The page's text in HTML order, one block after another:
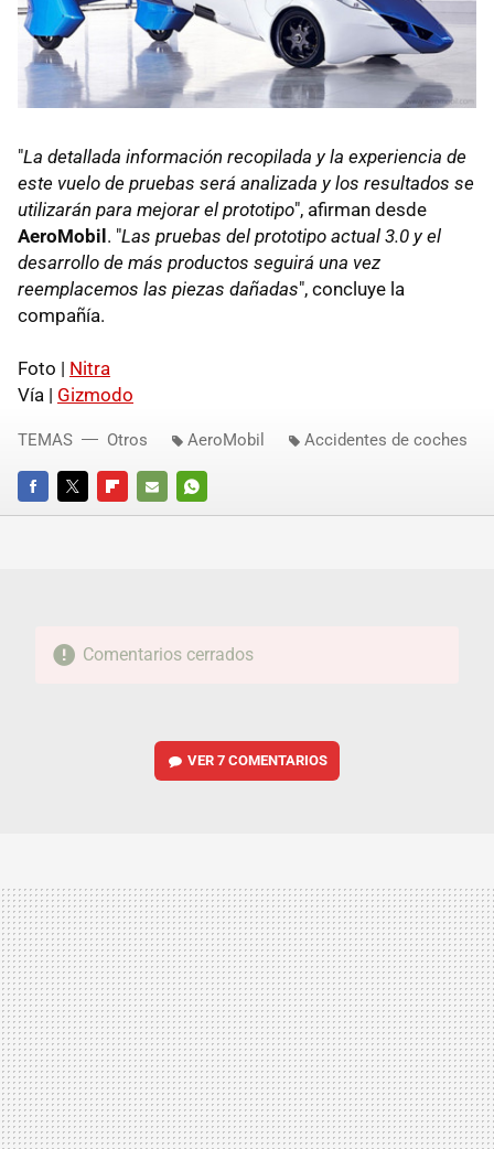
"La detallada información recopilada y la experiencia de
este vuelo de pruebas será analizada y los resultados se
utilizarán para mejorar el prototipo", afirman desde
AeroMobil. "Las pruebas del prototipo actual 3.0 y el
desarrollo de más productos seguirá una vez
reemplacemos las piezas dañadas", concluye la
compañía.
Foto | Nitra
Vía | Gizmodo
FACEBOOKTWITTERFLIPBOARD
E-
WHATSAPP
TEMAS Otros AeroMobil Accidentes de coches
Comentarios cerrados
VER7 COMENTARIOS